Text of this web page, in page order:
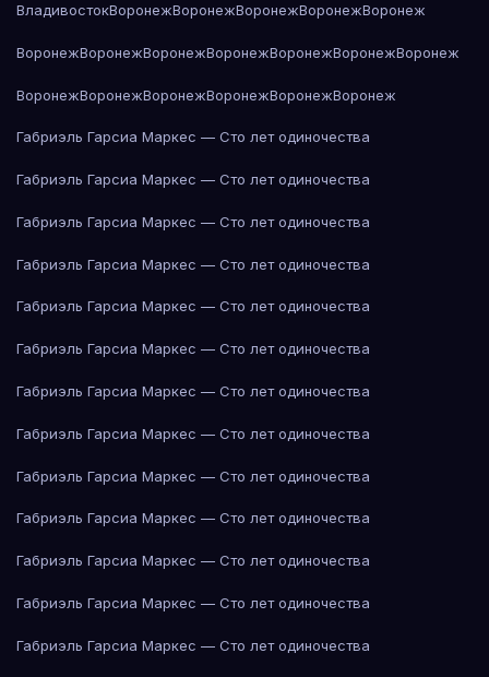
ВладивостокВоронежВоронежВоронежВоронежВоронеж
ВоронежВоронежВоронежВоронежВоронежВоронежВоронеж
ВоронежВоронежВоронежВоронежВоронежВоронеж
Габриэль Гарсиа Маркес — Сто лет одиночества
Габриэль Гарсиа Маркес — Сто лет одиночества
Габриэль Гарсиа Маркес — Сто лет одиночества
Габриэль Гарсиа Маркес — Сто лет одиночества
Габриэль Гарсиа Маркес — Сто лет одиночества
Габриэль Гарсиа Маркес — Сто лет одиночества
Габриэль Гарсиа Маркес — Сто лет одиночества
Габриэль Гарсиа Маркес — Сто лет одиночества
Габриэль Гарсиа Маркес — Сто лет одиночества
Габриэль Гарсиа Маркес — Сто лет одиночества
Габриэль Гарсиа Маркес — Сто лет одиночества
Габриэль Гарсиа Маркес — Сто лет одиночества
Габриэль Гарсиа Маркес — Сто лет одиночества